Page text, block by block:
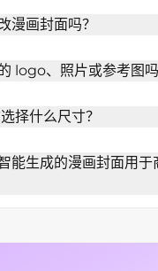
前测试 AI 漫画封面制作
漫画封面吗？
、流派调色板和字幕文
logo、照片或参考图吗
有材料一致的漫画封面。
择什么尺寸？
版本时，您可以要求
能生成的漫画封面用于